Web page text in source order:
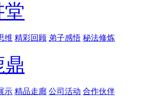
堂
维 精彩回顾 弟子感悟 秘法修炼
示 精品走廊 公司活动 合作伙伴